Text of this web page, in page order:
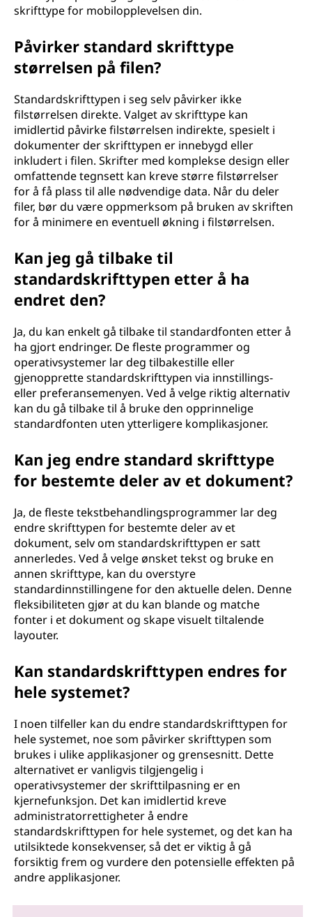
skrifttype for mobilopplevelsen din.
Påvirker standard skrifttype
størrelsen på filen?
Standardskrifttypen i seg selv påvirker ikke
filstørrelsen direkte. Valget av skrifttype kan
imidlertid påvirke filstørrelsen indirekte, spesielt i
dokumenter der skrifttypen er innebygd eller
inkludert i filen. Skrifter med komplekse design eller
omfattende tegnsett kan kreve større filstørrelser
for å få plass til alle nødvendige data. Når du deler
filer, bør du være oppmerksom på bruken av skriften
for å minimere en eventuell økning i filstørrelsen.
Kan jeg gå tilbake til
standardskrifttypen etter å ha
endret den?
Ja, du kan enkelt gå tilbake til standardfonten etter å
ha gjort endringer. De fleste programmer og
operativsystemer lar deg tilbakestille eller
gjenopprette standardskrifttypen via innstillings-
eller preferansemenyen. Ved å velge riktig alternativ
kan du gå tilbake til å bruke den opprinnelige
standardfonten uten ytterligere komplikasjoner.
Kan jeg endre standard skrifttype
for bestemte deler av et dokument?
Ja, de fleste tekstbehandlingsprogrammer lar deg
endre skrifttypen for bestemte deler av et
dokument, selv om standardskrifttypen er satt
annerledes. Ved å velge ønsket tekst og bruke en
annen skrifttype, kan du overstyre
standardinnstillingene for den aktuelle delen. Denne
fleksibiliteten gjør at du kan blande og matche
fonter i et dokument og skape visuelt tiltalende
layouter.
Kan standardskrifttypen endres for
hele systemet?
I noen tilfeller kan du endre standardskrifttypen for
hele systemet, noe som påvirker skrifttypen som
brukes i ulike applikasjoner og grensesnitt. Dette
alternativet er vanligvis tilgjengelig i
operativsystemer der skrifttilpasning er en
kjernefunksjon. Det kan imidlertid kreve
administratorrettigheter å endre
standardskrifttypen for hele systemet, og det kan ha
utilsiktede konsekvenser, så det er viktig å gå
forsiktig frem og vurdere den potensielle effekten på
andre applikasjoner.